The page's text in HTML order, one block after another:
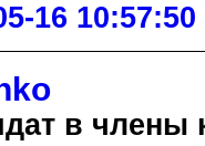
16 10:57:50
в члены